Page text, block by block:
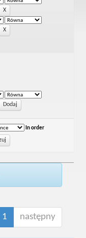
In order
1 następny